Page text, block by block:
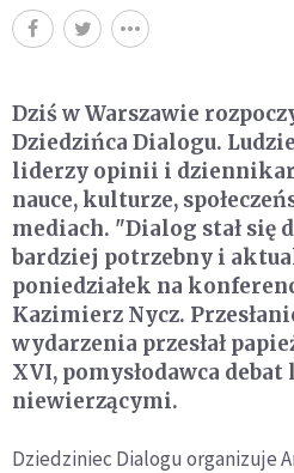
Dziś w Warszawie
Dziedzińca Dialogu.
liderzy opinii i
nauce, kulturze,
mediach. "Dialog stał się
bardziej potrzebny i
poniedziałek na
Kazimierz Nycz.
wydarzenia przesłał
XVI, pomysłodawca
niewierzącymi.
Dziedziniec Dialogu organizuje